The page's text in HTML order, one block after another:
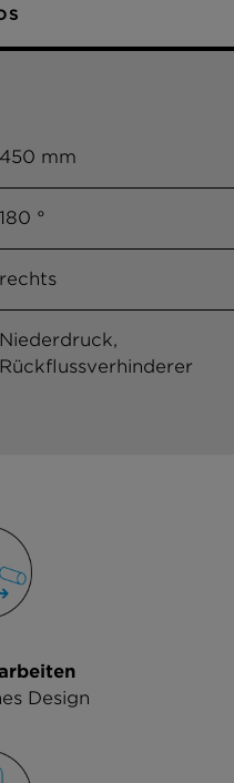
450 mm
180 °
rechts
Niederdruck,
Rückflussverhinderer
Design